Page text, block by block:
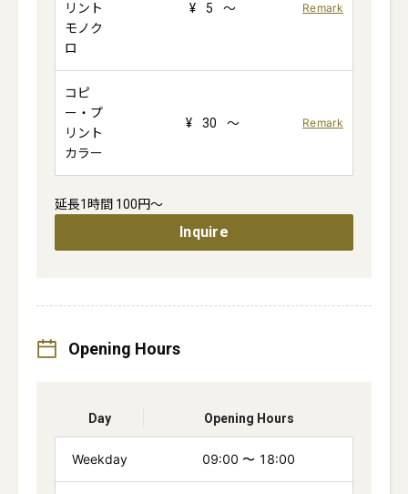
リント
モノク
ロ
¥ 5 ～ Remark
コピ
ー・プ
リント
カラー
¥ 30 ～ Remark
Inquire
Opening Hours
Day Opening Hours
Weekday 09:00 〜 18:00